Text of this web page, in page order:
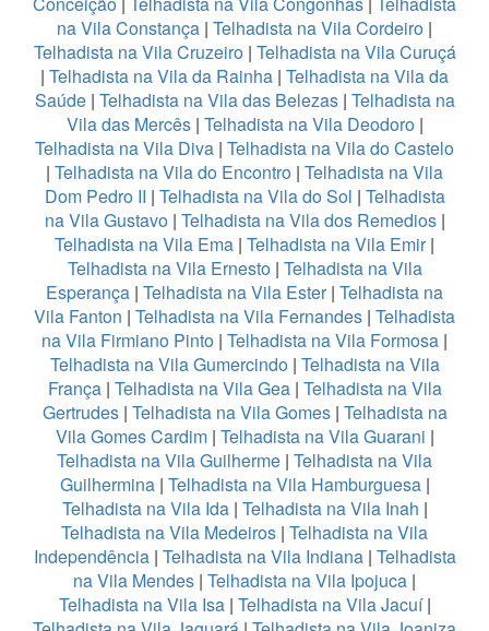
na Vila Constança | Telhadista na Vila Cordeiro |
Telhadista na Vila Cruzeiro | Telhadista na Vila Curuçá
| Telhadista na Vila da Rainha | Telhadista na Vila da
Saúde| Telhadista na Vila das Belezas| Telhadista na
Vila das Mercês| Telhadista na Vila Deodoro|
Telhadista na Vila Diva | Telhadista na Vila do Castelo
| Telhadista na Vila do Encontro | Telhadista na Vila
Dom Pedro II | Telhadista na Vila do Sol | Telhadista
na Vila Gustavo| Telhadista na Vila dos Remedios|
Telhadista na Vila Ema | Telhadista na Vila Emir|
Telhadista na Vila Ernesto| Telhadista na Vila
Esperança | Telhadista na Vila Ester| Telhadista na
Vila Fanton | Telhadista na Vila Fernandes | Telhadista
na Vila Firmiano Pinto | Telhadista na Vila Formosa |
Telhadista na Vila Gumercindo| Telhadista na Vila
França| Telhadista na Vila Gea| Telhadista na Vila
Gertrudes| Telhadista na Vila Gomes| Telhadista na
Vila Gomes Cardim| Telhadista na Vila Guarani |
Telhadista na Vila Guilherme | Telhadista na Vila
Guilhermina| Telhadista na Vila Hamburguesa|
Telhadista na Vila Ida| Telhadista na Vila Inah |
Telhadista na Vila Medeiros | Telhadista na Vila
Independência| Telhadista na Vila Indiana| Telhadista
na Vila Mendes | Telhadista na Vila Ipojuca |
Telhadista na Vila Isa| Telhadista na Vila Jacuí|